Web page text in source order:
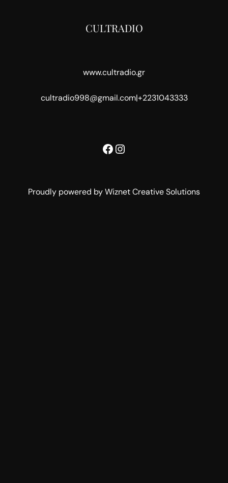
CULTRADIO
www.cultradio.gr
cultradio998@gmail.com|+2231043333
Facebook
Instagram
Proudly powered by Wiznet Creative Solutions